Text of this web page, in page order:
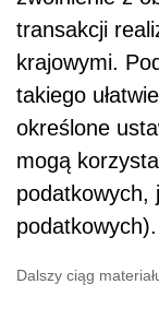
transakcji
krajowymi.
takiego
określone
mogą
podatkowych,
podatkowych).
Dalszy ciąg